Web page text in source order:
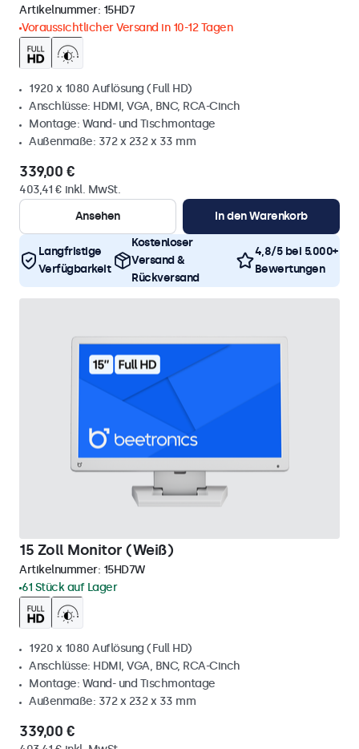
Artikelnummer: 15HD7
Voraussichtlicher Versand in 10-12 Tagen
1920 x 1080 Auflösung (Full HD)
Anschlüsse: HDMI, VGA, BNC, RCA-Cinch
Montage: Wand- und Tischmontage
Außenmaße: 372 x 232 x 33 mm
339,00 €
403,41 € inkl. MwSt.
Ansehen
In den Warenkorb
Langfristige
Verfügbarkeit
Kostenloser
Versand &
Rückversand
4,8/5 bei 5.000+
Bewertungen
15 Zoll Monitor (Weiß)
Artikelnummer: 15HD7W
61 Stück auf Lager
1920 x 1080 Auflösung (Full HD)
Anschlüsse: HDMI, VGA, BNC, RCA-Cinch
Montage: Wand- und Tischmontage
Außenmaße: 372 x 232 x 33 mm
339,00 €